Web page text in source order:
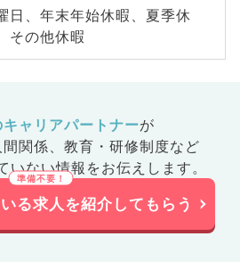
日、年末年始休暇、夏季休
その他休暇
ャリアパートナーが
関係、 教育・研修制度など
いない情報をお伝えします。
る求人を紹介してもらう